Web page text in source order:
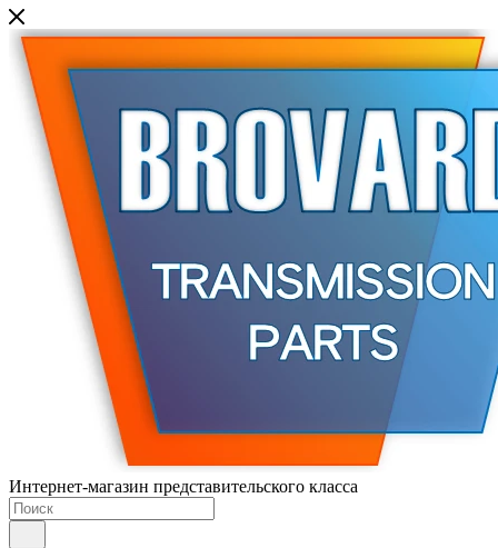
Интернет-магазин представительского класса